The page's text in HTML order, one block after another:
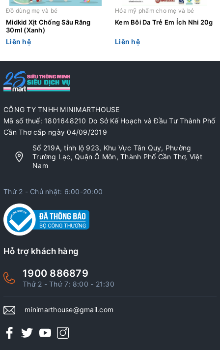
Đồ dùng mẹ và bé
Midkid Xịt Chống Sâu Răng
30ml (Xanh)
Liên hệ
Hóa mỹ phẩm cho mẹ và bé
Kem Bôi Da Trẻ Em Ích Nhi 20g
Liên hệ
CÔNG TY TNHH MINIMARTHOUSE
Mã số thuế: 1801648210 Do Sở Kế Hoạch và Đầu Tư Thành Phố
Cần Thơ cấp ngày 04/09/2019
Số 219A, tỉnh lộ 923, Khu Vực Tân Quy, Phường
Trường Lạc, Quận Ô Môn, Thành Phố Cần Thơ, Việt
Nam
Thứ 2 - Chủ nhật: 6:00-20:00
Hỗ trợ khách hàng
1900 886879
Thứ 2 - Thứ 7: 8:00 - 21:30
minimarthouse@gmail.com